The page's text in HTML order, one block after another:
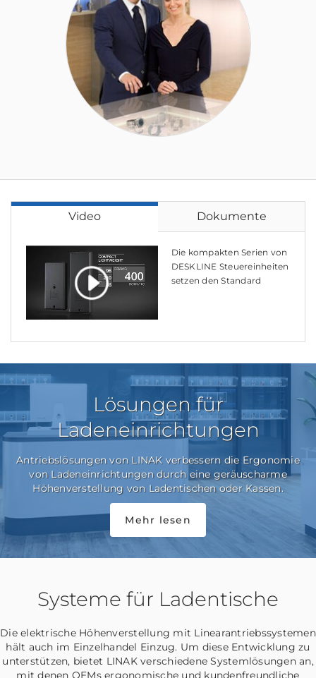
Video Dokumente
Die kompakten Serien von
DESKLINE Steuereinheiten
setzen den Standard
Lösungen für
Ladeneinrichtungen
Antriebslösungen von LINAK verbessern die Ergonomie
von Ladeneinrichtungen durch eine geräuscharme
Höhenverstellung von Ladentischen oder Kassen.
Mehr lesen
Systeme für Ladentische
Die elektrische Höhenverstellung mit Linearantriebssystemen
hält auch im Einzelhandel Einzug. Um diese Entwicklung zu
unterstützen, bietet LINAK verschiedene Systemlösungen an,